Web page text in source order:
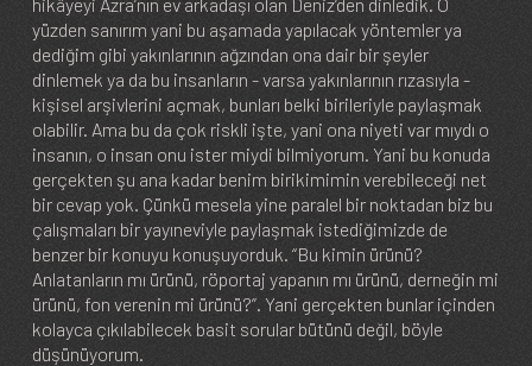
yüzden sanırım yani bu aşamada yapılacak yöntemler ya
dediğim gibi yakınlarının ağzından ona dair bir şeyler
dinlemek ya da bu insanların - varsa yakınlarının rızasıyla -
kişisel arşivlerini açmak, bunları belki birileriyle paylaşmak
olabilir. Ama bu da çok riskli işte, yani ona niyeti var mıydı o
insanın, o insan onu ister miydi bilmiyorum. Yani bu konuda
gerçekten şu ana kadar benim birikimimin verebileceği net
bir cevap yok. Çünkü mesela yine paralel bir noktadan biz bu
çalışmaları bir yayıneviyle paylaşmak istediğimizde de
benzer bir konuyu konuşuyorduk. “Bu kimin ürünü?
Anlatanların mı ürünü, röportaj yapanın mı ürünü, derneğin mi
ürünü, fon verenin mi ürünü?”. Yani gerçekten bunlar içinden
kolayca çıkılabilecek basit sorular bütünü değil, böyle
düşünüyorum.